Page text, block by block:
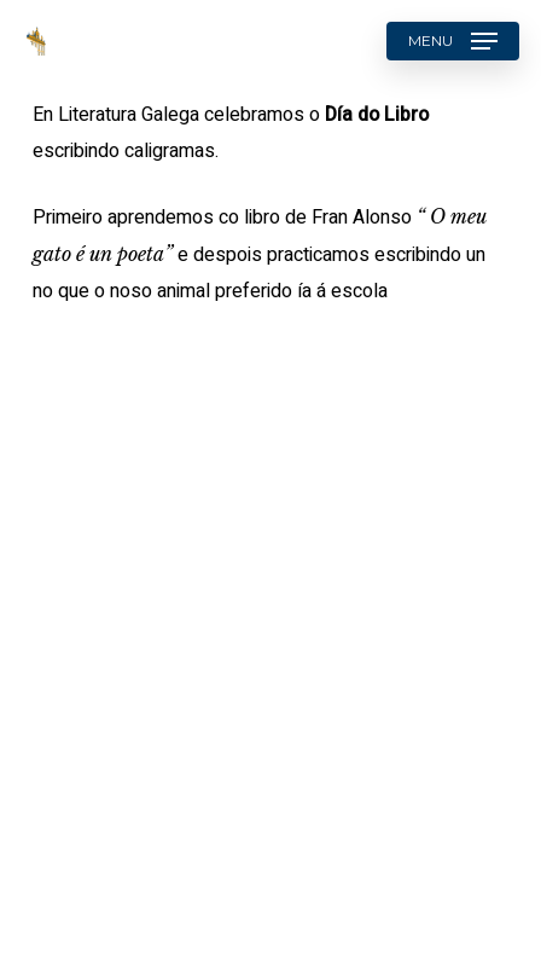
content
searchMENU
En Literatura Galega celebramos o Día do Libro
escribindo caligramas.
Primeiro aprendemos co libro de Fran Alonso “ O meu
gato é un poeta”e despois practicamos escribindo un
no que o noso animal preferido ía á escola